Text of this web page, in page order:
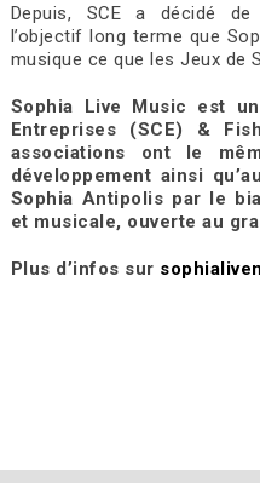
Depuis, SCE a décidé de
l’objectif long terme que
musique ce que les Jeux de
Sophia Live Music est
Entreprises (SCE) &
associations ont le
développement ainsi
Sophia Antipolis par le
et musicale, ouverte au
Plus d’infos sur